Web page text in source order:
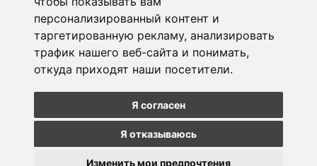
персонализированный контент и
таргетированную рекламу, анализировать
трафик нашего веб-сайта и понимать,
откуда приходят наши посетители.
Я согласен
Я отказываюсь
Изменить мои предпочтения
МАГАЗИНЫ